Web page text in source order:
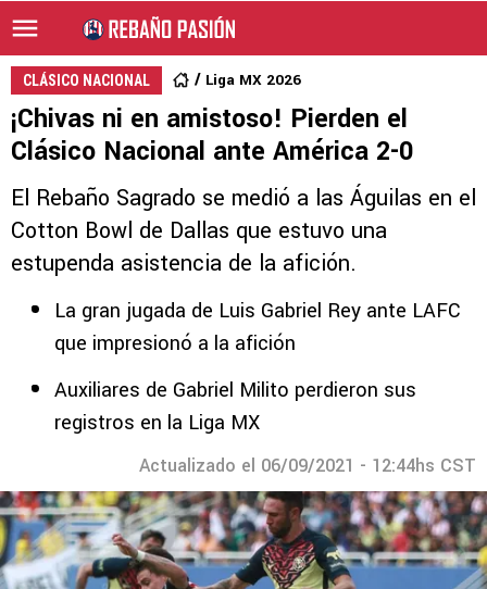
CLÁSICO NACIONAL Liga MX 2026
¡Chivas ni en amistoso! Pierden el
Clásico Nacional ante América 2-0
El Rebaño Sagrado se medió a las Águilas en el
Cotton Bowl de Dallas que estuvo una
estupenda asistencia de la afición.
La gran jugada de Luis Gabriel Rey ante LAFC
que impresionó a la afición
Auxiliares de Gabriel Milito perdieron sus
registros en la Liga MX
Actualizado el 06/09/2021 - 12:44hs CST